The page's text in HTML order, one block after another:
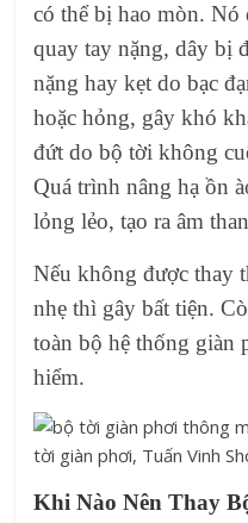
có thể bị hao mòn. Nó
quay tay nặng, dây bị
nặng hay kẹt do bạc
hoặc hỏng, gây khó
đứt do bộ tời không
Quá trình nâng hạ ồn
lỏng lẻo, tạo ra âm
Nếu không được thay
nhẹ thì gây bất tiện.
toàn bộ hệ thống giàn
hiểm.
Khi Nào Nên Thay